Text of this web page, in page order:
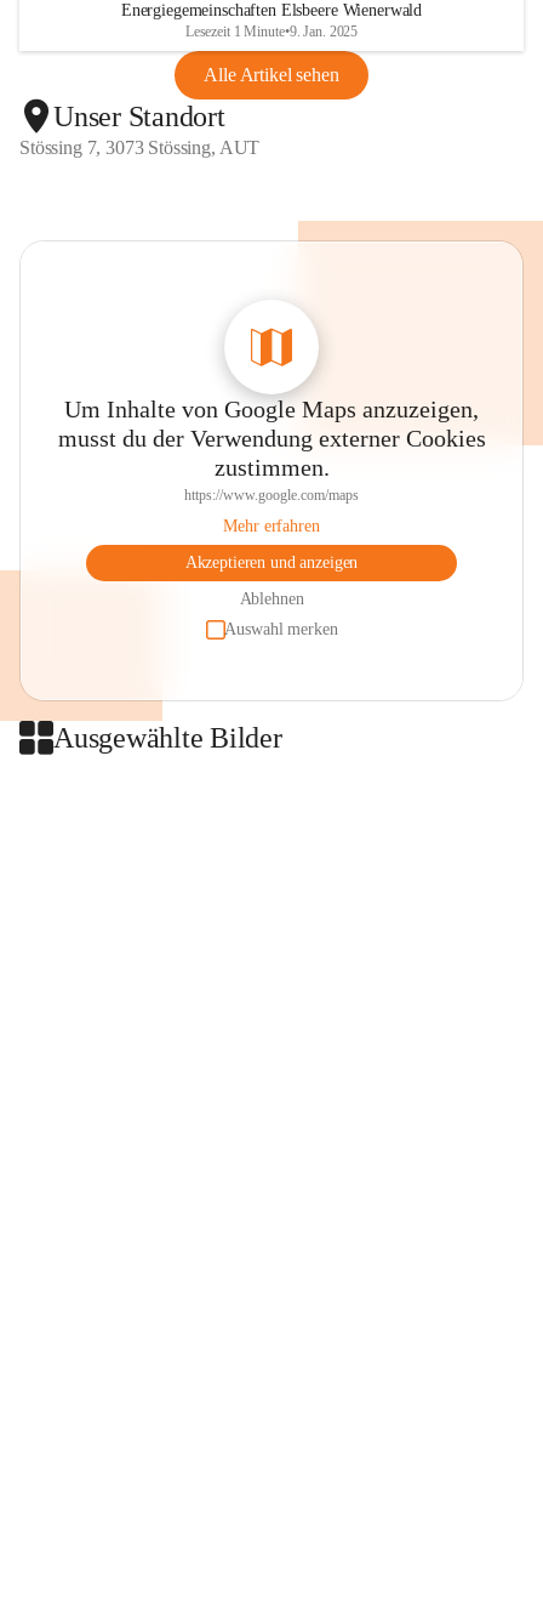
Energiegemeinschaften Elsbeere Wienerwald
Lesezeit 1 Minute•9. Jan. 2025
Alle Artikel sehen
Unser Standort
Stössing 7, 3073 Stössing, AUT
Um Inhalte von Google Maps anzuzeigen,
musst du der Verwendung externer Cookies
zustimmen.
https://www.google.com/maps
Mehr erfahren
Akzeptieren und anzeigen
Ablehnen
Auswahl merken
Ausgewählte Bilder